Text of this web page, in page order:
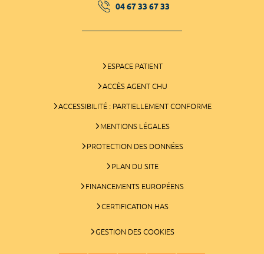
04 67 33 67 33
ESPACE PATIENT
ACCÈS AGENT CHU
ACCESSIBILITÉ : PARTIELLEMENT CONFORME
MENTIONS LÉGALES
PROTECTION DES DONNÉES
PLAN DU SITE
FINANCEMENTS EUROPÉENS
CERTIFICATION HAS
GESTION DES COOKIES